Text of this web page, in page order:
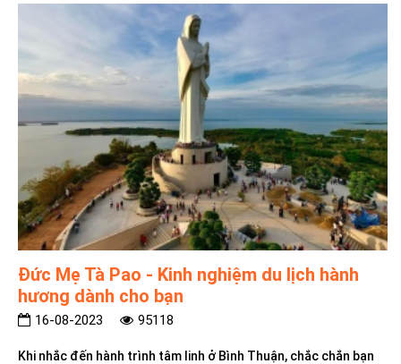
Đức Mẹ Tà Pao - Kinh nghiệm du lịch hành
hương dành cho bạn
16-08-2023 95118
Khi nhắc đến hành trình tâm linh ở Bình Thuận, chắc chắn bạn